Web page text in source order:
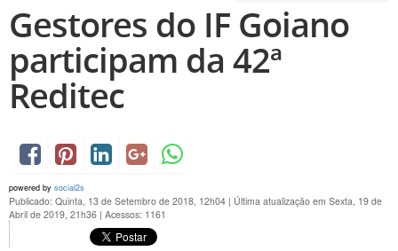
Gestores do IF Goiano
participam da 42ª
Reditec
powered by social2s
Publicado: Quinta, 13 de Setembro de 2018, 12h04 | Última atualização em Sexta, 19 de
Abril de 2019, 21h36 | Acessos: 1161